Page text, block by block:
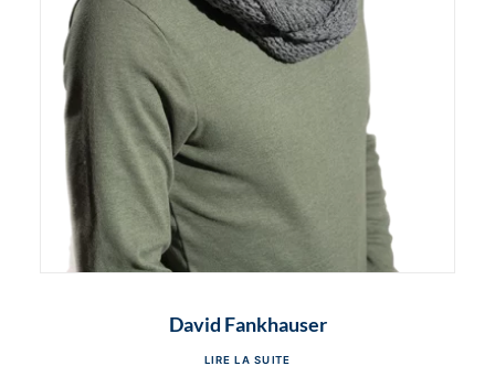
David Fankhauser
LIRE LA SUITE